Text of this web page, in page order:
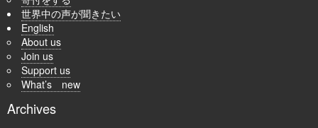
世界中の声が聞きたい
English
About us
Join us
Support us
What’s new
Archives